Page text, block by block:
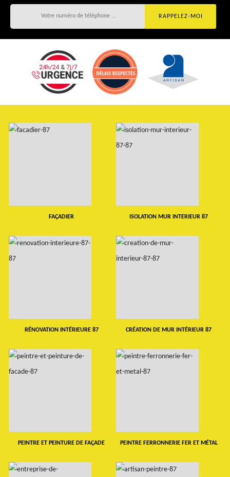
FAÇADIER ISOLATION MUR INTERIEUR 87
RÉNOVATION INTÉRIEURE 87 CRÉATION DE MUR INTÉRIEUR 87
PEINTRE ET PEINTURE DE FAÇADE PEINTRE FERRONNERIE FER ET MÉTAL